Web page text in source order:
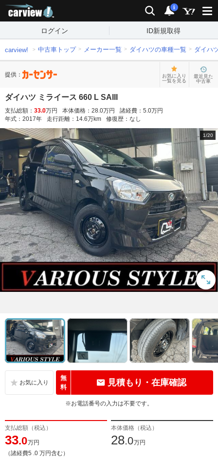
検索 通知
i
ログイン ID新規取得
carview! 中古車トップ メーカー一覧 ダイハツの車種一覧 ダイハ
提供：
お気に入り
一覧を見る
最近見た
中古車
ダイハツ ミライース 660 L SAIII
支払総額： 33.0万円 本体価格： 28.0万円 諸経費： 5.0万円
年式： 2017年 走行距離： 14.6万km 修復歴： なし
1/20
無
料
見積もり・在庫確認
※お電話番号の入力は不要です。
支払総額（税込）
33.0万円
（諸経費5 .0 万円含む）
本体価格（税込）
28.0万円